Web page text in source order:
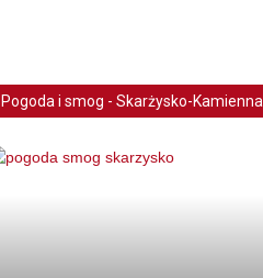
Pogoda i smog - Skarżysko-Kamienna